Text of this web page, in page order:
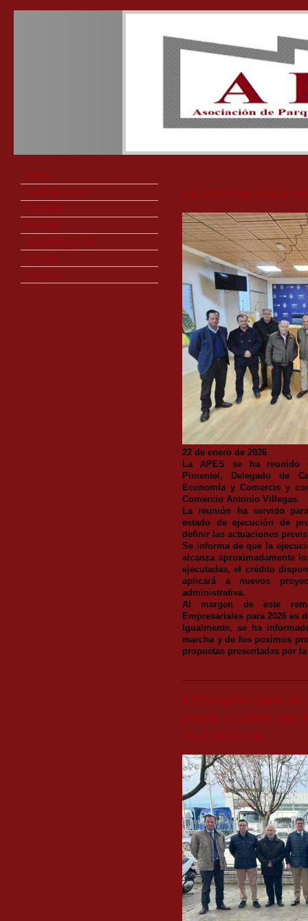
INICIO
QUIÉNES SOMOS
NOTICIAS
AGENDA
DOCUMENTACIÓN
Contacto
Aviso legal
La APEs se reune
22 de enero de 2026
La APES se ha
Pimentel, Delegado de
Economía y Comercio y
Comercio Antonio Villegas.
La reunión ha servido
estado de ejecución de
definir las actuaciones
Se informa de que la
alcanza aproximadamente
ejecutadas, el crédito
aplicará a nuevos
administrativa.
Al margen de este
Empresariales para 2026 es
Igualmente, se ha
marcha y de los poximos
propuetas presentadas por
El Polígono Parsi se
puerta a puerta que
Su Eminencia